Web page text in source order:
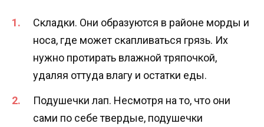
Складки. Они образуются в районе морды и
носа, где может скапливаться грязь. Их
нужно протирать влажной тряпочкой,
удаляя оттуда влагу и остатки еды.
Подушечки лап. Несмотря на то, что они
сами по себе твердые, подушечки